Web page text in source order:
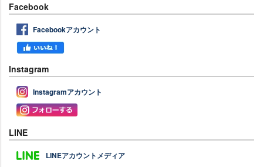
Facebook
Facebookアカウント
Instagram
Instagramアカウント
LINE
LINEアカウントメディア